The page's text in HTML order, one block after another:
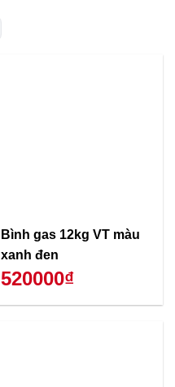
Bình gas 12kg VT màu
xanh đen
520000₫